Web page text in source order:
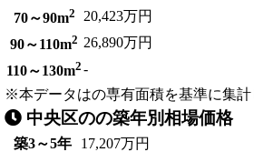
70～90m2
20,423万円
90～110m2 26,890万円
110～130m2 -
※本データはの専有面積を基準に集計
中央区のの築年別相場価格
築3～5年
17,207万円